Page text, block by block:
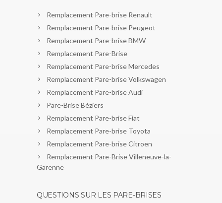
Remplacement Pare-brise Renault
Remplacement Pare-brise Peugeot
Remplacement Pare-brise BMW
Remplacement Pare-Brise
Remplacement Pare-brise Mercedes
Remplacement Pare-brise Volkswagen
Remplacement Pare-brise Audi
Pare-Brise Béziers
Remplacement Pare-brise Fiat
Remplacement Pare-brise Toyota
Remplacement Pare-brise Citroen
Remplacement Pare-Brise Villeneuve-la-
Garenne
QUESTIONS SUR LES PARE-BRISES